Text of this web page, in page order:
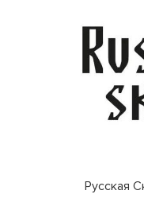
Русская